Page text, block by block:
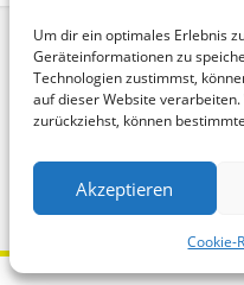
Um dir ein optimales Erlebnis
Geräteinformationen zu
Technologien zustimmst,
auf dieser Website
zurückziehst, können
Akzeptieren
Cookie-